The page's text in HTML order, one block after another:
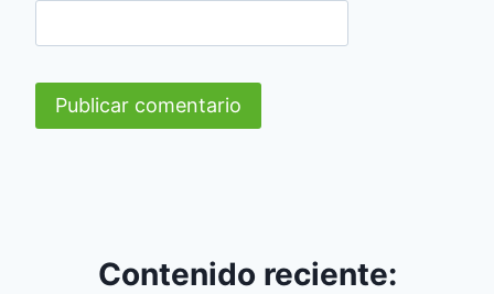
Contenido reciente: